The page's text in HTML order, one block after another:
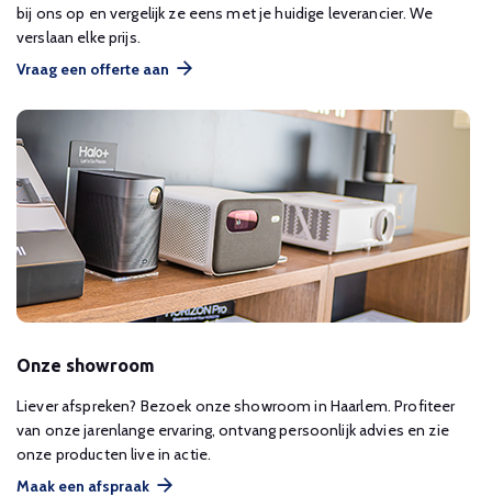
bij ons op en vergelijk ze eens met je huidige leverancier. We
verslaan elke prijs.
Vraag een offerte aan
Onze showroom
Liever afspreken? Bezoek onze showroom in Haarlem. Profiteer
van onze jarenlange ervaring, ontvang persoonlijk advies en zie
onze producten live in actie.
Maak een afspraak